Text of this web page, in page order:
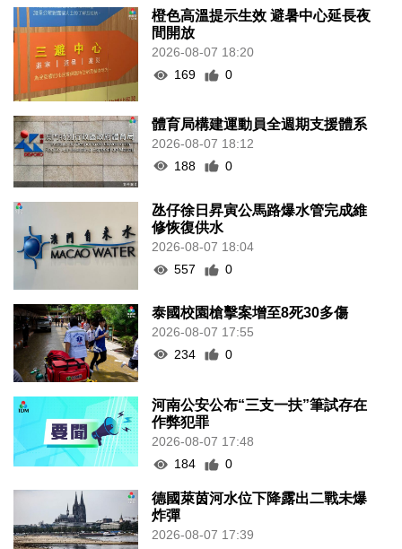
橙色高溫提示生效 避暑中心延長夜
間開放
2026-08-07 18:20
169
0
體育局構建運動員全週期支援體系
2026-08-07 18:12
188
0
氹仔徐日昇寅公馬路爆水管完成維
修恢復供水
2026-08-07 18:04
557
0
泰國校園槍擊案增至8死30多傷
2026-08-07 17:55
234
0
河南公安公布“三支一扶”筆試存在
作弊犯罪
2026-08-07 17:48
184
0
德國萊茵河水位下降露出二戰未爆
炸彈
2026-08-07 17:39